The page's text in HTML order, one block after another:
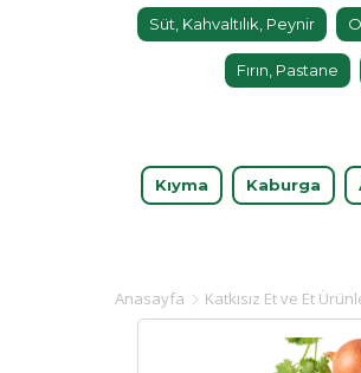
Süt, Kahvaltılık, Peynir
Fırın, Pastane
Kıyma Kaburga
Anasayfa Katkısız Et ve Et